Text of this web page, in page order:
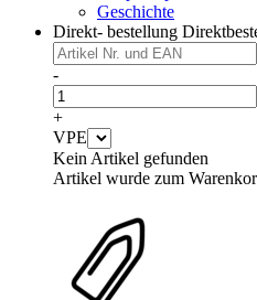
Geschichte
Direkt- bestellung
-
+
VPE
Kein Artikel gefunden
Artikel wurde zum